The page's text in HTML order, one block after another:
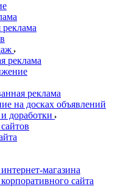
реклама
реклама
реклама
на досках объявлений
доработки
магазина
сайта